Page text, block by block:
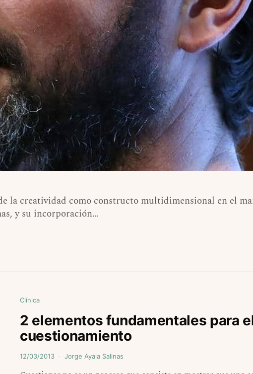
la creatividad como constructo multidimensional en el
y su incorporación…
Clínica
2 elementos fundamentales para
cuestionamiento
12/03/2013 Jorge Ayala Salinas